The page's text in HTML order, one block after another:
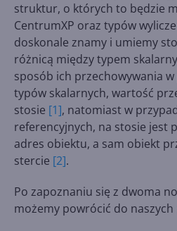
struktur, o których to będzie
CentrumXP oraz typów
doskonale znamy i umiemy
różnicą między typem
sposób ich przechowywania
typów skalarnych, wartość
stosie [1], natomiast w
referencyjnych, na stosie jest
adres obiektu, a sam obiekt
stercie [2].
Po zapoznaniu się z dwoma
możemy powrócić do